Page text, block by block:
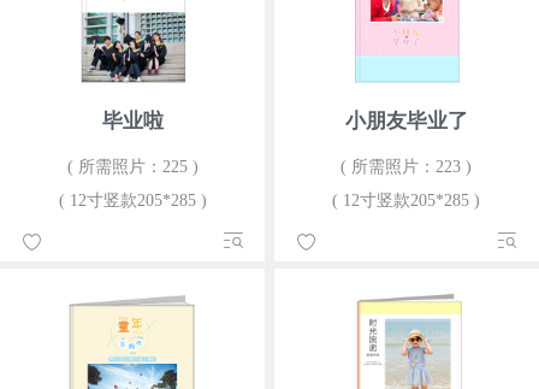
毕业啦
( 所需照片：225 )
( 12寸竖款205*285 )
小朋友毕业了
( 所需照片：223 )
( 12寸竖款205*285 )